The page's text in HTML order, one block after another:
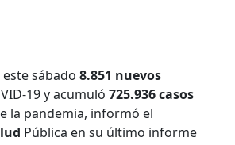
sábado8.851 nuevos
19 y acumuló 725.936 casos
la pandemia, informó el
Pública en su último informe